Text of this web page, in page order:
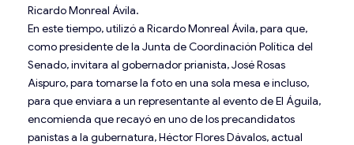
Ricardo Monreal Ávila.
En este tiempo, utilizó a Ricardo Monreal Ávila, para que,
como presidente de la Junta de Coordinación Política del
Senado, invitara al gobernador prianista, José Rosas
Aispuro, para tomarse la foto en una sola mesa e incluso,
para que enviara a un representante al evento de El Águila,
encomienda que recayó en uno de los precandidatos
panistas a la gubernatura, Héctor Flores Dávalos, actual